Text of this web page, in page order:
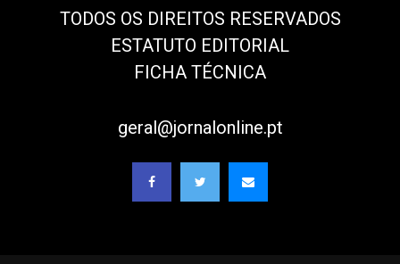
TODOS OS DIREITOS RESERVADOS
ESTATUTO EDITORIAL
FICHA TÉCNICA
geral@jornalonline.pt